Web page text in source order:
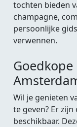
tochten bieden
champagne,
persoonlijke
verwennen.
Wil je genieten
te geven? Er
beschikbaar.